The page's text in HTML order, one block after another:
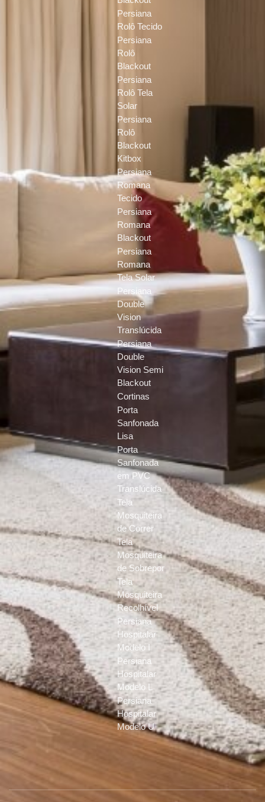
Persiana
Rolô Tecido
Persiana
Rolô
Blackout
Persiana
Rolô Tela
Solar
Persiana
Rolô
Blackout
Kitbox
Persiana
Romana
Tecido
Persiana
Romana
Blackout
Persiana
Romana
Tela Solar
Persiana
Double
Vision
Translúcida
Persiana
Double
Vision Semi
Blackout
Cortinas
Porta
Sanfonada
Lisa
Porta
Sanfonada
em PVC
Translúcida
Tela
Mosquiteira
de Correr
Tela
Mosquiteira
de Sobrepor
Tela
Mosquiteira
Recolhível
Persiana
Hospitalar
Modelo I
Persiana
Hospitalar
Modelo L
Persiana
Hospitalar
Modelo U